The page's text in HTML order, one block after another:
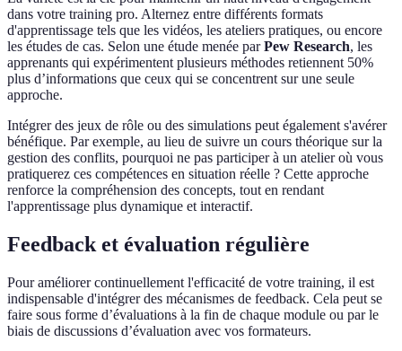
dans votre training pro. Alternez entre différents formats
d'apprentissage tels que les vidéos, les ateliers pratiques, ou encore
les études de cas. Selon une étude menée parPew Research, les
apprenants qui expérimentent plusieurs méthodes retiennent 50%
plus d’informations que ceux qui se concentrent sur une seule
approche.
Intégrer des jeux de rôle ou des simulations peut également s'avérer
bénéfique. Par exemple, au lieu de suivre un cours théorique sur la
gestion des conflits, pourquoi ne pas participer à un atelier où vous
pratiquerez ces compétences en situation réelle ? Cette approche
renforce la compréhension des concepts, tout en rendant
l'apprentissage plus dynamique et interactif.
Feedback et évaluation régulière
Pour améliorer continuellement l'efficacité de votre training, il est
indispensable d'intégrer des mécanismes de feedback. Cela peut se
faire sous forme d’évaluations à la fin de chaque module ou par le
biais de discussions d’évaluation avec vos formateurs.